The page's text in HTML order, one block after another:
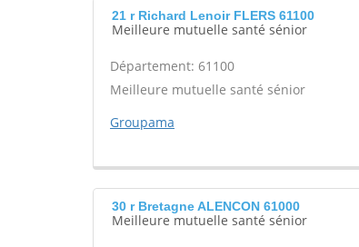
21 r Richard Lenoir FLERS 61100
Meilleure mutuelle santé sénior
Département: 61100
Meilleure mutuelle santé sénior
Groupama
30 r Bretagne ALENCON 61000
Meilleure mutuelle santé sénior